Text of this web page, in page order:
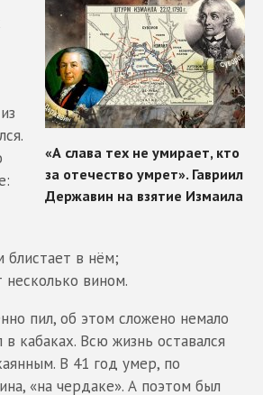
блистает в нём;
вином.
пил, об этом сложено немало
кабаках. Всю жизнь оставался
В 41 год умер, по
«на чердаке». А поэтом был